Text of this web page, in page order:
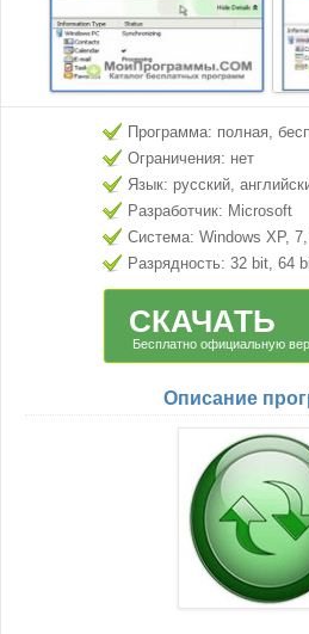
Программа: полная,
Ограничения: нет
Язык: русский,
Разработчик: Microsoft
Система: Windows XP,
Разрядность: 32 bit, 64
СКАЧАТЬ
Бесплатно официальную
Описание